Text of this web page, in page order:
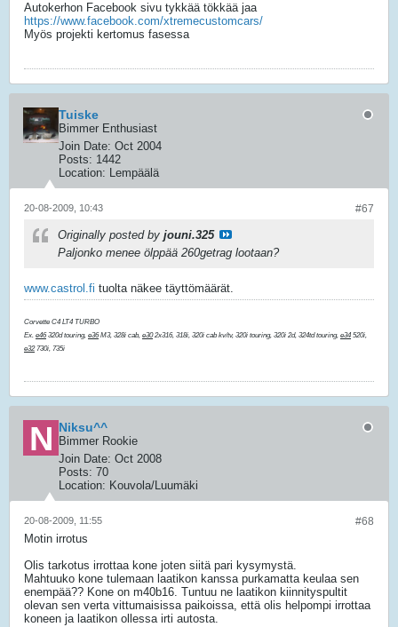
Autokerhon Facebook sivu tykkää tökkää jaa
https://www.facebook.com/xtremecustomcars/
Myös projekti kertomus fasessa
Tuiske
Bimmer Enthusiast
Join Date: Oct 2004
Posts: 1442
Location: Lempäälä
#67
20-08-2009, 10:43
Originally posted by jouni.325
Paljonko menee ölppää 260getrag lootaan?
www.castrol.fi tuolta näkee täyttömäärät.
Corvette C4 LT4 TURBO
Ex. e46320d touring, e36M3, 328i cab, e302x316, 318i, 320i cab kv/tv, 320i touring, 320i 2d, 324td touring, e34 520i,
e32730i, 735i
Niksu^^
Bimmer Rookie
Join Date: Oct 2008
Posts: 70
Location: Kouvola/Luumäki
#68
20-08-2009, 11:55
Motin irrotus
Olis tarkotus irrottaa kone joten siitä pari kysymystä.
Mahtuuko kone tulemaan laatikon kanssa purkamatta keulaa sen
enempää?? Kone on m40b16. Tuntuu ne laatikon kiinnityspultit
olevan sen verta vittumaisissa paikoissa, että olis helpompi irrottaa
koneen ja laatikon ollessa irti autosta.